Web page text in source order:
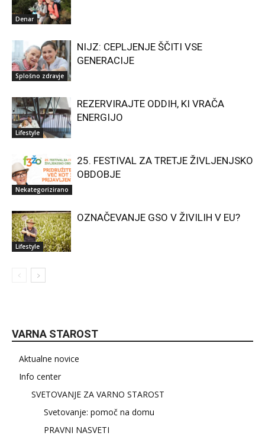
Denar
Splošno zdravje
NIJZ: CEPLJENJE ŠČITI VSE
GENERACIJE
Lifestyle
REZERVIRAJTE ODDIH, KI VRAČA
ENERGIJO
Nekategorizirano
25. FESTIVAL ZA TRETJE ŽIVLJENJSKO
OBDOBJE
Lifestyle
OZNAČEVANJE GSO V ŽIVILIH V EU?
VARNA STAROST
Aktualne novice
Info center
SVETOVANJE ZA VARNO STAROST
Svetovanje: pomoč na domu
PRAVNI NASVETI